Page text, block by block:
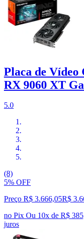
Placa de Vídeo
RX 9060 XT
5.0
(8)
5% OFF
Preço R$ 3.666,05R$
no Pix Ou 10x de R$
juros